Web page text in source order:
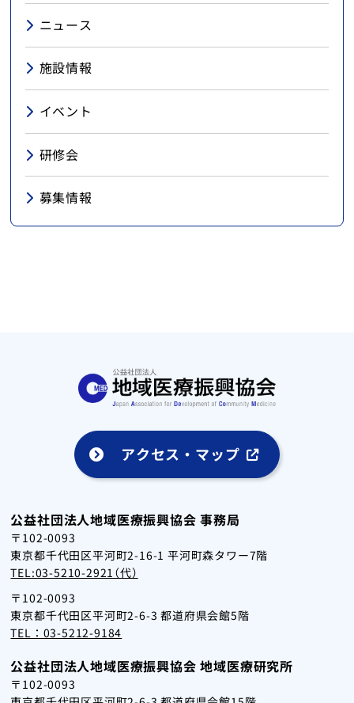
ニュース
施設情報
イベント
研修会
募集情報
アクセス・マップ
公益社団法人地域医療振興協会 事務局
〒102-0093
東京都千代田区平河町2-16-1 平河町森タワー7階
TEL:03-5210-2921（代）
〒102-0093
東京都千代田区平河町2-6-3 都道府県会館5階
TEL：03-5212-9184
公益社団法人地域医療振興協会 地域医療研究所
〒102-0093